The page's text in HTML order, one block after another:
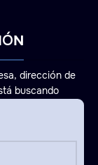
dirección de
buscando